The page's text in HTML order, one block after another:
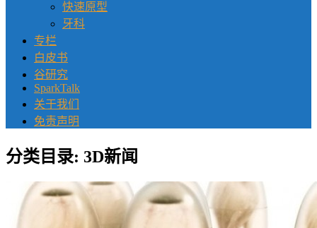
快速原型
牙科
专栏
白皮书
谷研究
SparkTalk
关于我们
免责声明
分类目录: 3D新闻